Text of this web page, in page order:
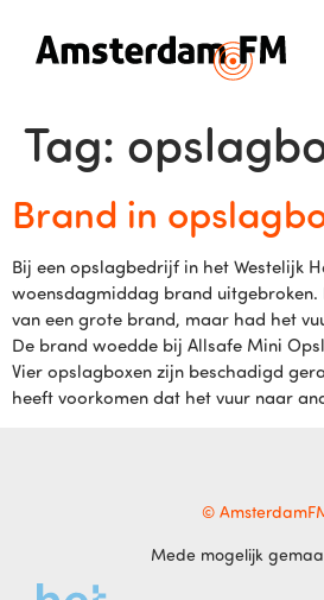
Tag:
Brand in
Bij een opslagbedrijf in het Westelijk
woensdagmiddag brand
van een grote brand, maar had het
De brand woedde bij Allsafe Mini
Vier opslagboxen zijn beschadigd
heeft voorkomen dat het vuur naar
©
Mede mogelijk